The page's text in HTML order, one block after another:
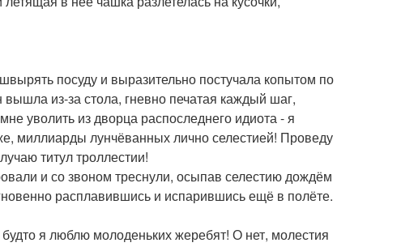
посуду и выразительно постучала копытом по
из-за стола, гневно печатая каждый шаг,
уволить из дворца распоследнего идиота - я
миллиарды лунчёванных лично селестией! Проведу
титул троллестии!
и со звоном треснули, осыпав селестию дождём
расплавившись и испарившись ещё в полёте.
я люблю молоденьких жеребят! О нет, молестия